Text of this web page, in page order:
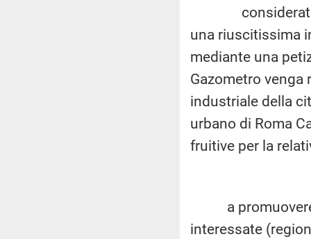
considerato
una riuscitissima
mediante una
Gazometro
industriale della
urbano di Roma
fruitive per la
a promuovere
interessate